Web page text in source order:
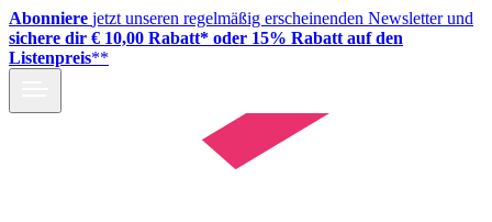
Abonniere jetzt unseren regelmäßig erscheinenden Newsletter und
sichere dir € 10,00 Rabatt* oder 15% Rabatt auf den
Listenpreis**